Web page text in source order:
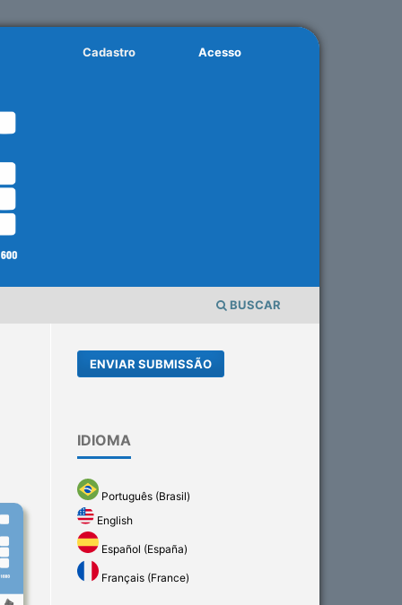
BUSCAR
Cadastro Acesso
ENVIAR SUBMISSÃO
IDIOMA
Português (Brasil)
English
Español (España)
Français (France)